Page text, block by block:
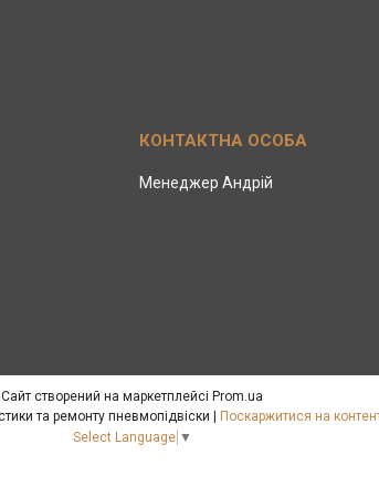
Менеджер Андрій
Сайт створений на маркетплейсі Prom.ua
Поскаржитися на
Select Language ▼